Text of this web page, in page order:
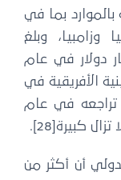
بالموارد بما في
وزامبيا، وبلغ
ذروته عند 29.5 مليار دولار في عام
الأفريقية في
تراجعه في عام
أن أكثر من